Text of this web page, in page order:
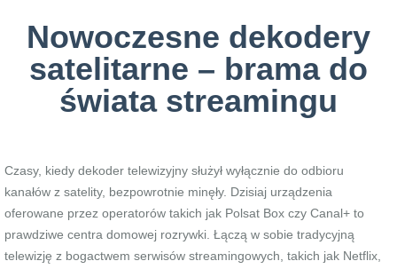
Nowoczesne dekodery
satelitarne – brama do
świata streamingu
Czasy, kiedy dekoder telewizyjny służył wyłącznie do odbioru
kanałów z satelity, bezpowrotnie minęły. Dzisiaj urządzenia
oferowane przez operatorów takich jak Polsat Box czy Canal+ to
prawdziwe centra domowej rozrywki. Łączą w sobie tradycyjną
telewizję z bogactwem serwisów streamingowych, takich jak Netflix,